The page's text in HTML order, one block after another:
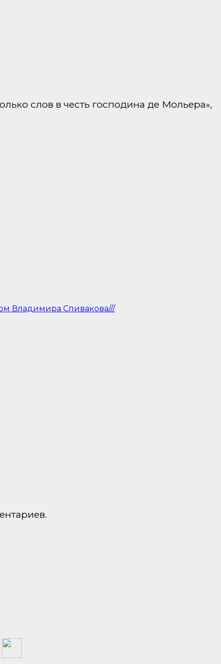
слов в честь господина де Мольера»,
Владимира Спивакова///